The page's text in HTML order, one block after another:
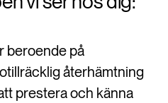
beroende på
återhämtning
prestera och känna